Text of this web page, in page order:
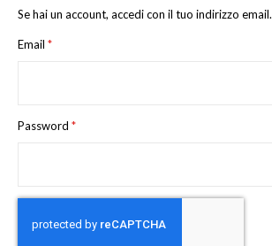
Se hai un account, accedi con il tuo indirizzo email.
Email
Password